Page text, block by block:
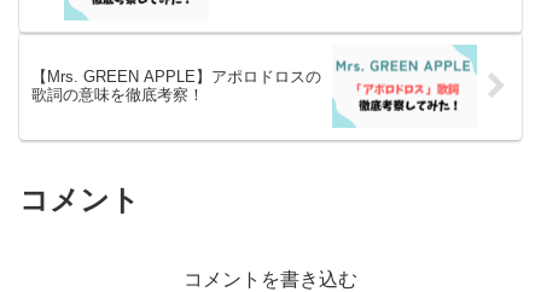
【Mrs. GREEN APPLE】アポロドロスの
歌詞の意味を徹底考察！
コメント
コメントを書き込む